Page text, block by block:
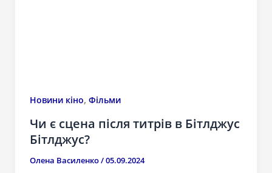
Новини кіно, Фільми
Чи є сцена після титрів в Бітлджус
Бітлджус?
Олена Василенко/05.09.2024